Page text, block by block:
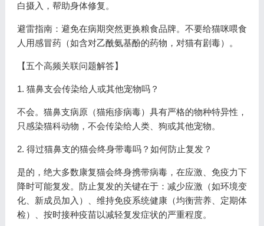
白摄入，帮助身体修复。
避雷指南：避免在病期突然更换粮食品牌。不要给猫咪喂食
人用感冒药（如含对乙酰氨基酚的药物，对猫有剧毒）。
【五个高频关联问题解答】
1. 猫鼻支会传染给人或其他宠物吗？
不会。猫鼻支病原（猫疱疹病毒）具有严格的物种特异性，
只感染猫科动物，不会传染给人类、狗或其他宠物。
2. 得过猫鼻支的猫会终身带毒吗？如何防止复发？
是的，绝大多数康复猫会终身携带病毒，在应激、免疫力下
降时可能复发。防止复发的关键在于：减少应激（如环境变
化、新成员加入）、维持免疫系统健康（均衡营养、定期体
检）、按时接种疫苗以减轻复发症状的严重程度。